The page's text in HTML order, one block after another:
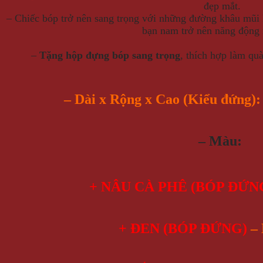
đẹp mắt.
– Chiếc bóp trở nên sang trọng với những đường khâu
bạn nam trở nên năng
– Tặng hộp đựng bóp sang trọng, thích hợp làm
– Dài x Rộng x Cao (Kiểu
– Màu:
+ NÂU CÀ PHÊ (BÓP
+ ĐEN (BÓP ĐỨNG) –